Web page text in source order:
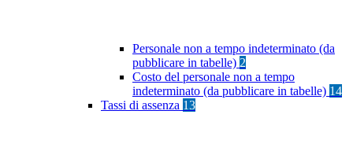
Personale non a tempo indeterminato (da
pubblicare in tabelle) 2
Costo del personale non a tempo
indeterminato (da pubblicare in tabelle) 14
Tassi di assenza 13